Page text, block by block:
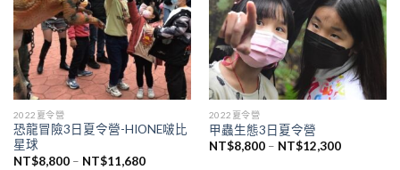
2022夏令營
恐龍冒險3日夏令營-HIONE啵比
星球
NT$8,800 – NT$11,680價
2022夏令營
甲蟲生態3日夏令營
NT$8,800 – NT$12,300價